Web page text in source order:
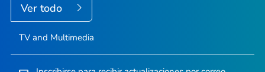
Ver todo
TV and Multimedia